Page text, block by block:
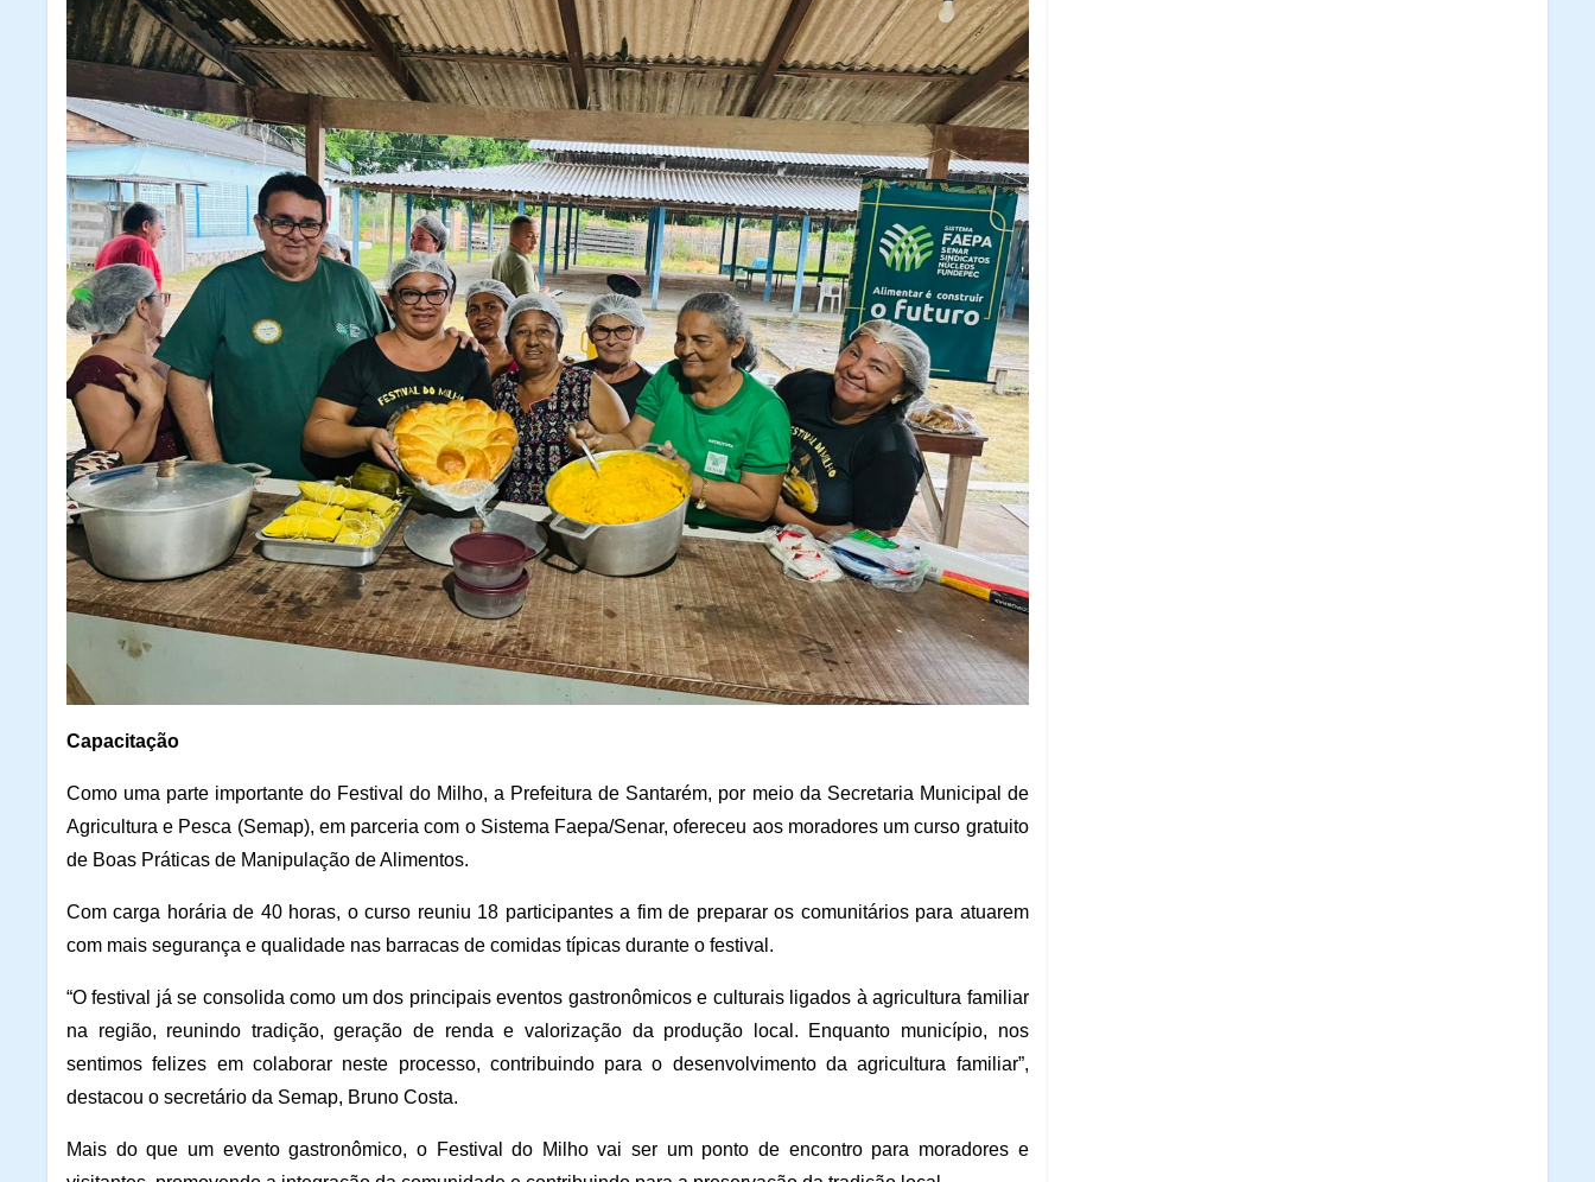
Capacitação
Como uma parte importante do Festival do Milho, a Prefeitura de Santarém, por meio da Secretaria Municipal de
Agricultura e Pesca (Semap), em parceria com o Sistema Faepa/Senar, ofereceu aos moradores um curso gratuito
de Boas Práticas de Manipulação de Alimentos.
Com carga horária de 40 horas, o curso reuniu 18 participantes a fim de preparar os comunitários para atuarem
com mais segurança e qualidade nas barracas de comidas típicas durante o festival.
“O festival já se consolida como um dos principais eventos gastronômicos e culturais ligados à agricultura familiar
na região, reunindo tradição, geração de renda e valorização da produção local. Enquanto município, nos
sentimos felizes em colaborar neste processo, contribuindo para o desenvolvimento da agricultura familiar”,
destacou o secretário da Semap, Bruno Costa.
Mais do que um evento gastronômico, o Festival do Milho vai ser um ponto de encontro para moradores e